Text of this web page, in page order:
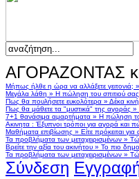
ΑΓΟΡΑΖΟΝΤΑΣ
Μήπως ήλθε η ώρα να αλλάξετε γειτονιά; »
Μεγάλα λάθη » Η πώληση του σπιτιού σας
Πως θα πουλήσετε ευκολότερα » Δέκα
Πως θα μάθετε τα "μυστικά" της αγοράς »
7+1 θανάσιμα αμαρτήματα » Η πώληση
Ακινητα : Έξυπνοι τρόποι για αγορά και
Μαθήματα επιβίωσης » Είτε πρόκειται για
Τα προβλήματα των μεταχειρισμένων »
Βρείτε την αξία του ακινήτου » Το πιο
Τα προβλήματα των μεταχειρισμένων »
Σύνδεση